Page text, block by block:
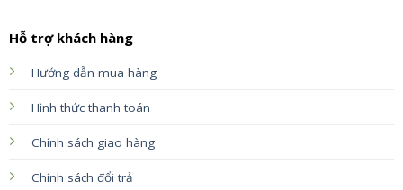
Hỗ trợ khách hàng
Hướng dẫn mua hàng
Hình thức thanh toán
Chính sách giao hàng
Chính sách đổi trả